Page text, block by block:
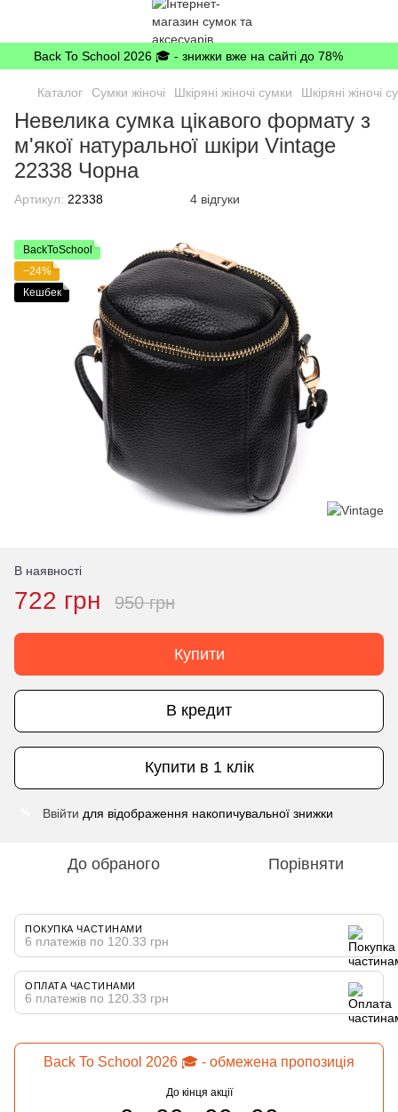
Back To School 2026 🎓 - знижки вже на сайті до 78%
Каталог Сумки жіночі Шкіряні жіночі сумки Шкіряні жіночі
Невелика сумка цікавого формату з
м'якої натуральної шкіри Vintage
22338 Чорна
Артикул: 22338 4 відгуки
BackToSchool
−24%
Кешбек
В наявності
722 грн 950 грн
Купити
В кредит
Купити в 1 клік
Ввійти для відображення накопичувальної знижки
До обраного Порівняти
ПОКУПКА ЧАСТИНАМИ
6 платежів по 120.33 грн
ОПЛАТА ЧАСТИНАМИ
6 платежів по 120.33 грн
Back To School 2026 🎓 - обмежена пропозиція
До кінця акції